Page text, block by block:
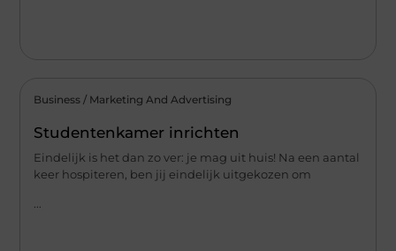
Business / Marketing And Advertising
Studentenkamer inrichten
Eindelijk is het dan zo ver: je mag uit huis! Na een aantal
keer hospiteren, ben jij eindelijk uitgekozen om